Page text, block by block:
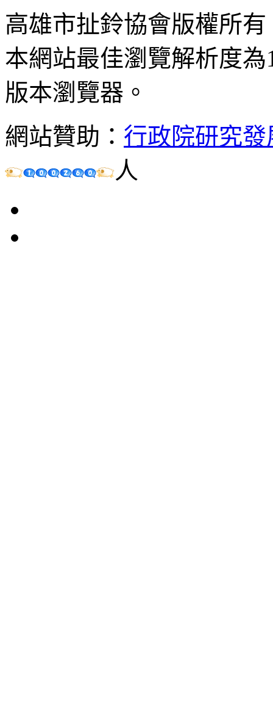
高雄市扯鈴協會版權所
本網站最佳瀏覽解析度
版本瀏覽器。
網站贊助： 行政院研究
人